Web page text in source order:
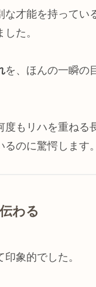
才能を持ってい
した。
を、ほんの一瞬の
度もリハを重ね
のに驚愕します。
わる
象的でした。